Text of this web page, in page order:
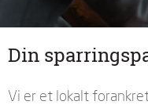
Din
Vi er et lokalt